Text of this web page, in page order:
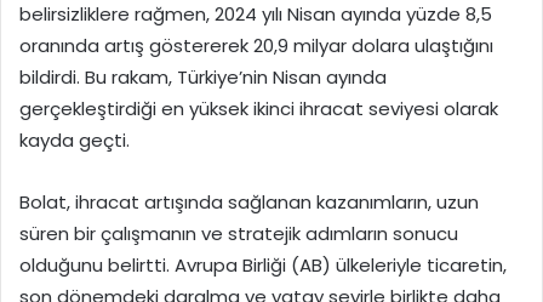
belirsizliklere rağmen, 2024 yılı Nisan ayında yüzde 8,5
oranında artış göstererek 20,9 milyar dolara ulaştığını
bildirdi. Bu rakam, Türkiye’nin Nisan ayında
gerçekleştirdiği en yüksek ikinci ihracat seviyesi olarak
kayda geçti.
Bolat, ihracat artışında sağlanan kazanımların, uzun
süren bir çalışmanın ve stratejik adımların sonucu
olduğunu belirtti. Avrupa Birliği (AB) ülkeleriyle ticaretin,